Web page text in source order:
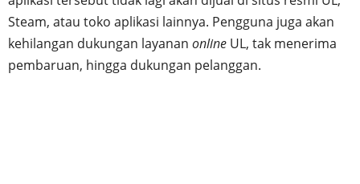
Steam, atau toko aplikasi lainnya. Pengguna juga akan
kehilangan dukungan layanan online UL, tak menerima
pembaruan, hingga dukungan pelanggan.